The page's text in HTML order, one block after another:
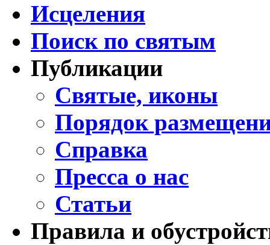
Исцеления
Поиск по святым
Публикации
Святые, иконы
Порядок
Справка
Пресса о нас
Статьи
Правила и